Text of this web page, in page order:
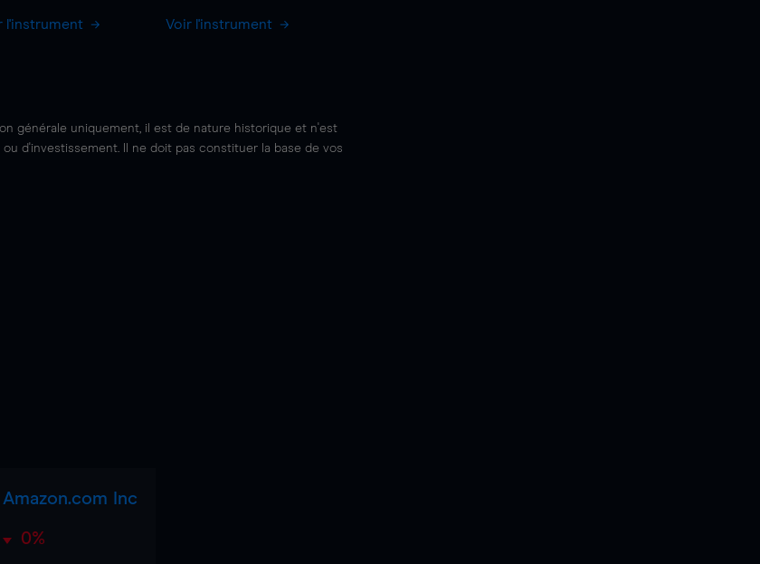
l'instrument Voir l'instrument
générale uniquement, il est de nature historique et n'est
d'investissement. Il ne doit pas constituer la base de vos
Amazon.com Inc
0%